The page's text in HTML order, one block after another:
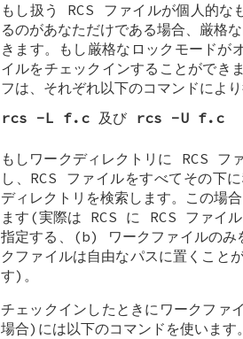
もし扱う RCS ファイルが個人的な
るのがあなただけである場合、厳格
きます。もし厳格なロックモード
イルをチェックインすることができ
フは、それぞれ以下のコマンドにより
rcs -L f.c 及び rcs -U f.c
もしワークディレクトリに RCS フ
し、RCS ファイルをすべてその下
ディレクトリを検索します。この場
ます(実際は RCS に RCS ファイ
指定する、(b) ワークファイルの
クファイルは自由なパスに置くこと
す)。
チェックインしたときにワークファ
場合)には以下のコマンドを使います。